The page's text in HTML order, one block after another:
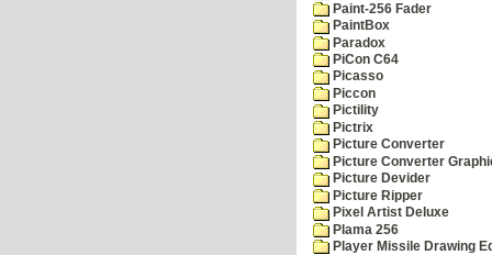
Paint-256 Fader
PaintBox
Paradox
PiCon C64
Picasso
Piccon
Pictility
Pictrix
Picture Converter
Picture Converter
Picture Devider
Picture Ripper
Pixel Artist Deluxe
Plama 256
Player Missile Drawing